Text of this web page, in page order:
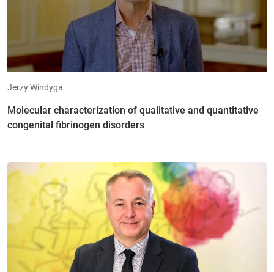
Jerzy Windyga
Molecular characterization of qualitative and quantitative
congenital fibrinogen disorders